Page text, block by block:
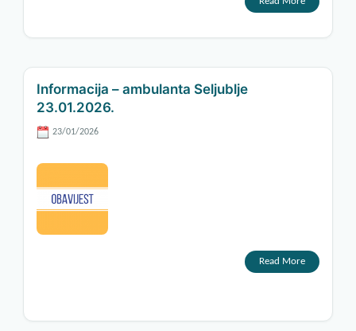
Informacija – ambulanta Seljublje
23.01.2026.
23/01/2026
Read More